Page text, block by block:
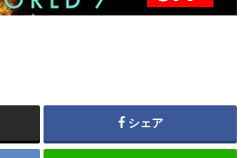
シェア